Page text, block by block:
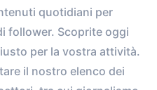
quotidiani per
follower. Scoprite oggi
per la vostra attività.
il nostro elenco dei